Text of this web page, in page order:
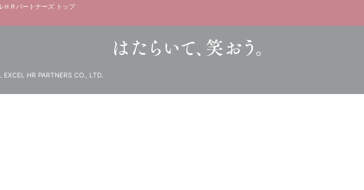
Ｒパートナーズ トップ
EXCEL HR PARTNERS CO., LTD.